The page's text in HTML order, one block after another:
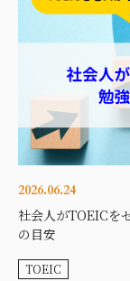
2026.06.24
社会人がTOEICを
の目安
TOEIC